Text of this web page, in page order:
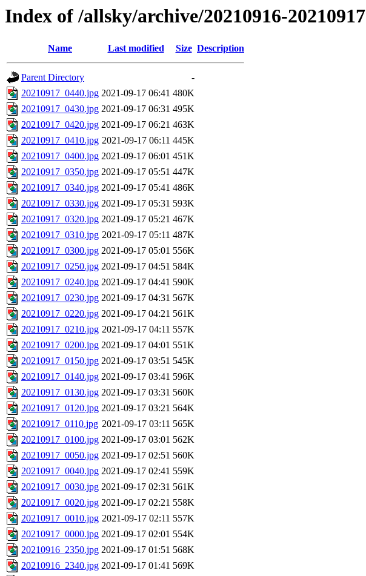
Index of /allsky/archive/20210916-20210917
Name Last modified Size Description
Parent Directory
-
20210917_0440.jpg 2021-09-17 06:41 480K
20210917_0430.jpg 2021-09-17 06:31 495K
20210917_0420.jpg 2021-09-17 06:21 463K
20210917_0410.jpg 2021-09-17 06:11 445K
20210917_0400.jpg 2021-09-17 06:01 451K
20210917_0350.jpg 2021-09-17 05:51 447K
20210917_0340.jpg 2021-09-17 05:41 486K
20210917_0330.jpg 2021-09-17 05:31 593K
20210917_0320.jpg 2021-09-17 05:21 467K
20210917_0310.jpg 2021-09-17 05:11 487K
20210917_0300.jpg 2021-09-17 05:01 556K
20210917_0250.jpg 2021-09-17 04:51 584K
20210917_0240.jpg 2021-09-17 04:41 590K
20210917_0230.jpg 2021-09-17 04:31 567K
20210917_0220.jpg 2021-09-17 04:21 561K
20210917_0210.jpg 2021-09-17 04:11 557K
20210917_0200.jpg 2021-09-17 04:01 551K
20210917_0150.jpg 2021-09-17 03:51 545K
20210917_0140.jpg 2021-09-17 03:41 596K
20210917_0130.jpg 2021-09-17 03:31 560K
20210917_0120.jpg 2021-09-17 03:21 564K
20210917_0110.jpg 2021-09-17 03:11 565K
20210917_0100.jpg 2021-09-17 03:01 562K
20210917_0050.jpg 2021-09-17 02:51 560K
20210917_0040.jpg 2021-09-17 02:41 559K
20210917_0030.jpg 2021-09-17 02:31 561K
20210917_0020.jpg 2021-09-17 02:21 558K
20210917_0010.jpg 2021-09-17 02:11 557K
20210917_0000.jpg 2021-09-17 02:01 554K
20210916_2350.jpg 2021-09-17 01:51 568K
20210916_2340.jpg 2021-09-17 01:41 569K